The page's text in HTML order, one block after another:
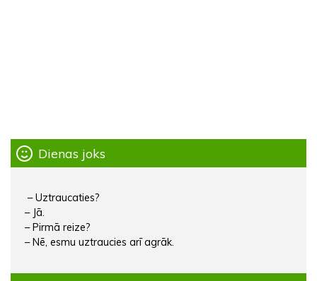
Dienas joks
– Uztraucaties?
– Jā.
– Pirmā reize?
– Nē, esmu uztraucies arī agrāk.